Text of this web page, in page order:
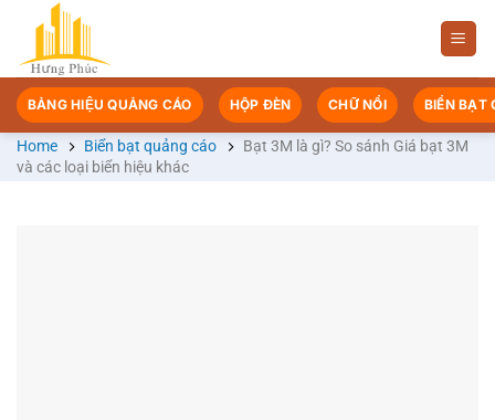
Chuyển
nội
dung
BẢNG HIỆU QUẢNG CÁO HỘP ĐÈN CHỮ NỔI BIỂN BẠT
Home Biển bạt quảng cáo
Bạt 3M là gì? So sánh Giá bạt 3M
và các loại biển hiệu khác